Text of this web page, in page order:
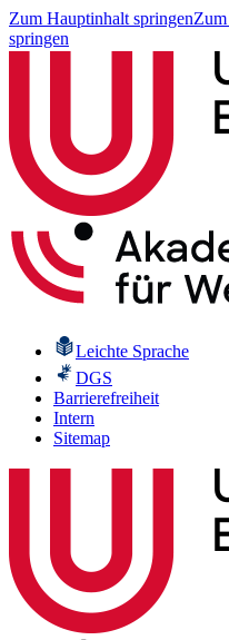
Zum Hauptinhalt springen
springen
Leichte Sprache
DGS
Barrierefreiheit
Intern
Sitemap